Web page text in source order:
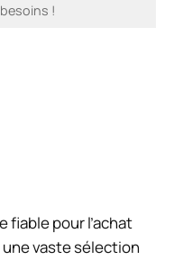
!
pour l’achat
une vaste sélection